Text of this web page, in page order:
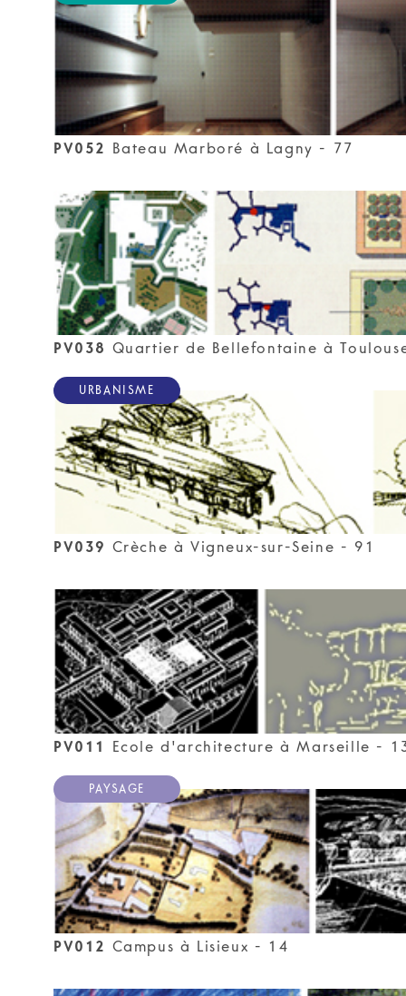
PV052 Bateau Marboré à Lagny - 77
PV038 Quartier de Bellefontaine à
PV039 Crèche à Vigneux-sur-Seine - 91
URBANISME
PV011 Ecole d'architecture à Marseille -
PV012 Campus à Lisieux - 14
PAYSAGE